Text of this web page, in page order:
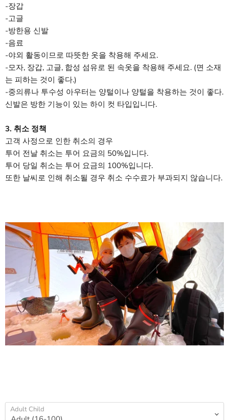
-장갑
-고글
-방한용 신발
-음료
-야외 활동이므로 따뜻한 옷을 착용해 주세요.
-모자, 장갑, 고글, 합성 섬유로 된 속옷을 착용해 주세요. (면 소재
는 피하는 것이 좋다.)
-중의류나 투수성 아우터는 양털이나 양털을 착용하는 것이 좋다.
신발은 방한 기능이 있는 하이 컷 타입입니다.
3. 취소 정책
고객 사정으로 인한 취소의 경우
투어 전날 취소는 투어 요금의 50%입니다.
투어 당일 취소는 투어 요금의 100%입니다.
또한 날씨로 인해 취소될 경우 취소 수수료가 부과되지 않습니다.
Adult Child